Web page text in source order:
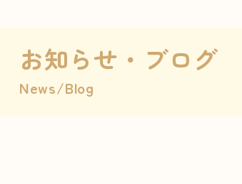
お知らせ・ブログ
News/Blog